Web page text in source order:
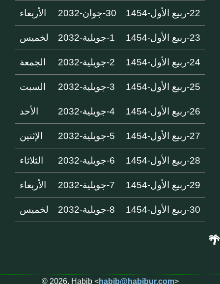
22-ربيع الأول-1454 30-جوان-2032 الأربعاء
23-ربيع الأول-1454 1-جويلية-2032 لخميس
24-ربيع الأول-1454 2-جويلية-2032 الجمعة
25-ربيع الأول-1454 3-جويلية-2032 السبت
26-ربيع الأول-1454 4-جويلية-2032 الأحد
27-ربيع الأول-1454 5-جويلية-2032 الإثنين
28-ربيع الأول-1454 6-جويلية-2032 الثلاثاء
29-ربيع الأول-1454 7-جويلية-2032 الأربعاء
30-ربيع الأول-1454 8-جويلية-2032 لخميس
🌴
© 2026, Habib <habib@habibur.com>